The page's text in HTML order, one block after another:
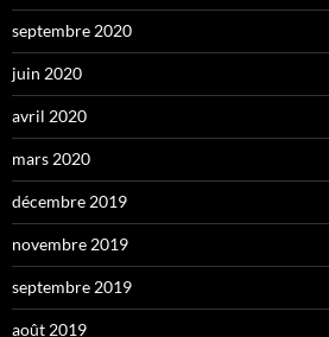
septembre 2020
juin 2020
avril 2020
mars 2020
décembre 2019
novembre 2019
septembre 2019
août 2019